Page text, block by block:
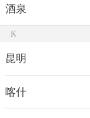
酒泉
K
昆明
喀什